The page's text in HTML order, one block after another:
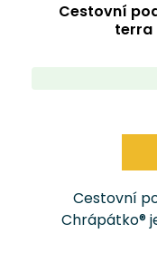
Cestovní
terra
Cestovní
Chrápátko®